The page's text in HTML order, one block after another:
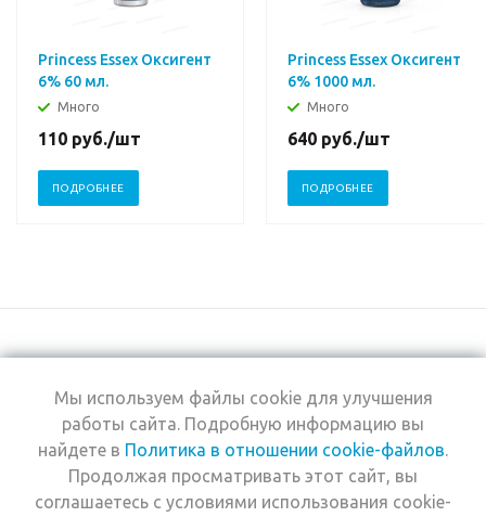
Princess Essex Оксигент
6% 60 мл.
Много
110 руб./шт
ПОДРОБНЕЕ
Princess Essex Оксигент
6% 1000 мл.
Много
640 руб./шт
ПОДРОБНЕЕ
+7 (495) 969-0950
2026 © Интернет-
магазин Estel
Компания
Информация
Помощь
Мы используем файлы cookie для улучшения
работы сайта. Подробную информацию вы
найдете в Политика в отношении cookie-файлов.
Продолжая просматривать этот сайт, вы
соглашаетесь с условиями использования cookie-